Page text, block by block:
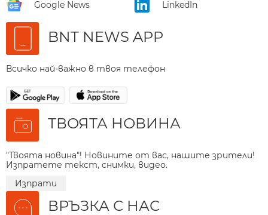
Google News LinkedIn
BNT NEWS APP
Всичко най-важно в твоя телефон
ТВОЯТА НОВИНА
"Твоята новина"! Новините от вас, нашите зрители!
Изпратете текст, снимки, видео.
Изпрати
ВРЪЗКА С НАС